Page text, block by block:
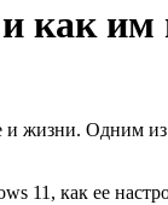
как им
жизни. Одним
11, как ее